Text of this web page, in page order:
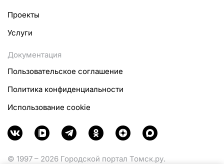
Проекты
Услуги
Документация
Пользовательское соглашение
Политика конфиденциальности
Использование cookie
© 1997 – 2026 Городской портал Томск.ру.